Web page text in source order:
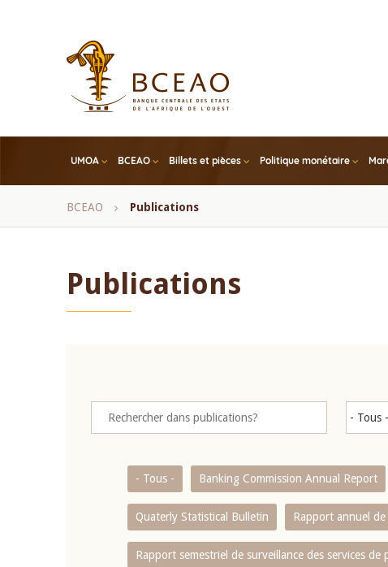
UMOA BCEAO Billets et pièces Politique monétaire
Fil
BCEAO Publications
Publications
- Tous - Banking Commission Annual Report
Quaterly Statistical Bulletin Rapport annuel de
Rapport semestriel de surveillance des services